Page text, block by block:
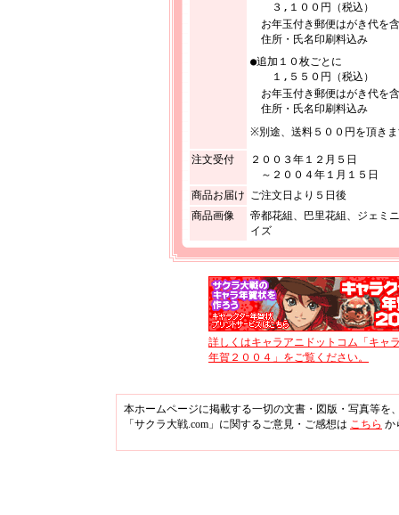
３,１００円（税込）
お年玉付き郵便はがき代を
住所・氏名印刷料込み
●追加１０枚ごとに
１,５５０円（税込）
お年玉付き郵便はがき代を
住所・氏名印刷料込み
※別途、送料５００円を頂き
注文受付
２００３年１２月５日
～２００４年１月１５日
商品お届け ご注文日より５日後
商品画像
帝都花組、巴里花組、ジェミ
イズ
詳しくはキャラアニドットコム「キャ
年賀２００４」をご覧ください。
本ホームページに掲載する一切の文書・図版・写真等
「サクラ大戦.com」に関するご意見・ご感想は こちら か